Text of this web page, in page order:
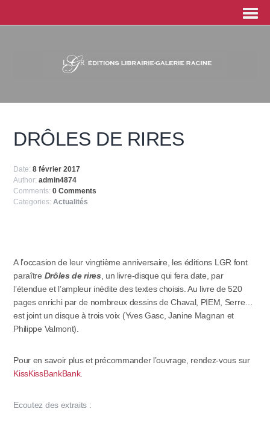
DRÔLES DE RIRES
Date:8 février 2017
Author:admin4874
Comments:0 Comments
Categories:Actualités
A l’occasion de leur vingtième anniversaire, les éditions LGR font
paraître Drôles de rires, un livre-disque qui fera date, par
l’étendue et l’ampleur inédite des textes choisis. Au livre de 520
pages enrichi par de nombreux dessins de Chaval, PIEM, Serre…
est joint un disque à trois voix (Yves Gasc,Janine Magnan et
Philippe Valmont).
Pour en savoir plus et précommander l’ouvrage, rendez-vous sur
KissKissBankBank.
Ecoutez des extraits :